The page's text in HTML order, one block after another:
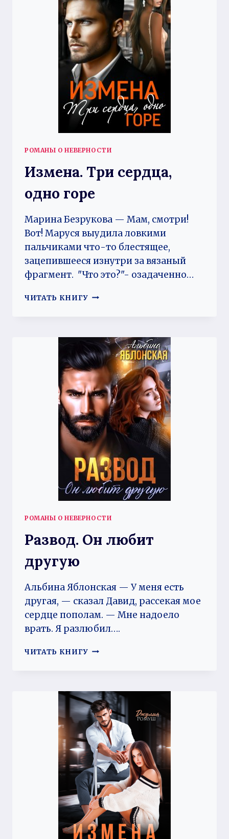
РОМАНЫ О НЕВЕРНОСТИ
Измена. Три сердца,
одно горе
Марина Безрукова — Мам, смотри!
Вот! Маруся выудила ловкими
пальчиками что-то блестящее,
зацепившееся изнутри за вязаный
фрагмент. "Что это?"- озадаченно…
ЧИТАТЬ КНИГУ ИЗМЕНА.
ГОРЕ
РОМАНЫ О НЕВЕРНОСТИ
Развод. Он любит
другую
Альбина Яблонская — У меня есть
другая, — сказал Давид, рассекая мое
сердце пополам. — Мне надоело
врать. Я разлюбил….
ЧИТАТЬ КНИГУ РАЗВОД.